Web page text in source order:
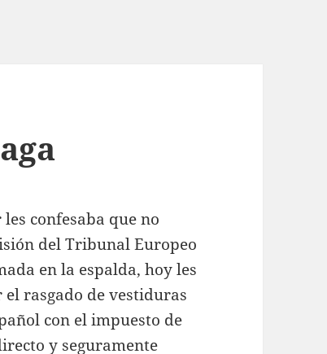
confesaba que no
del Tribunal Europeo
en la espalda, hoy les
rasgado de vestiduras
con el impuesto de
y seguramente